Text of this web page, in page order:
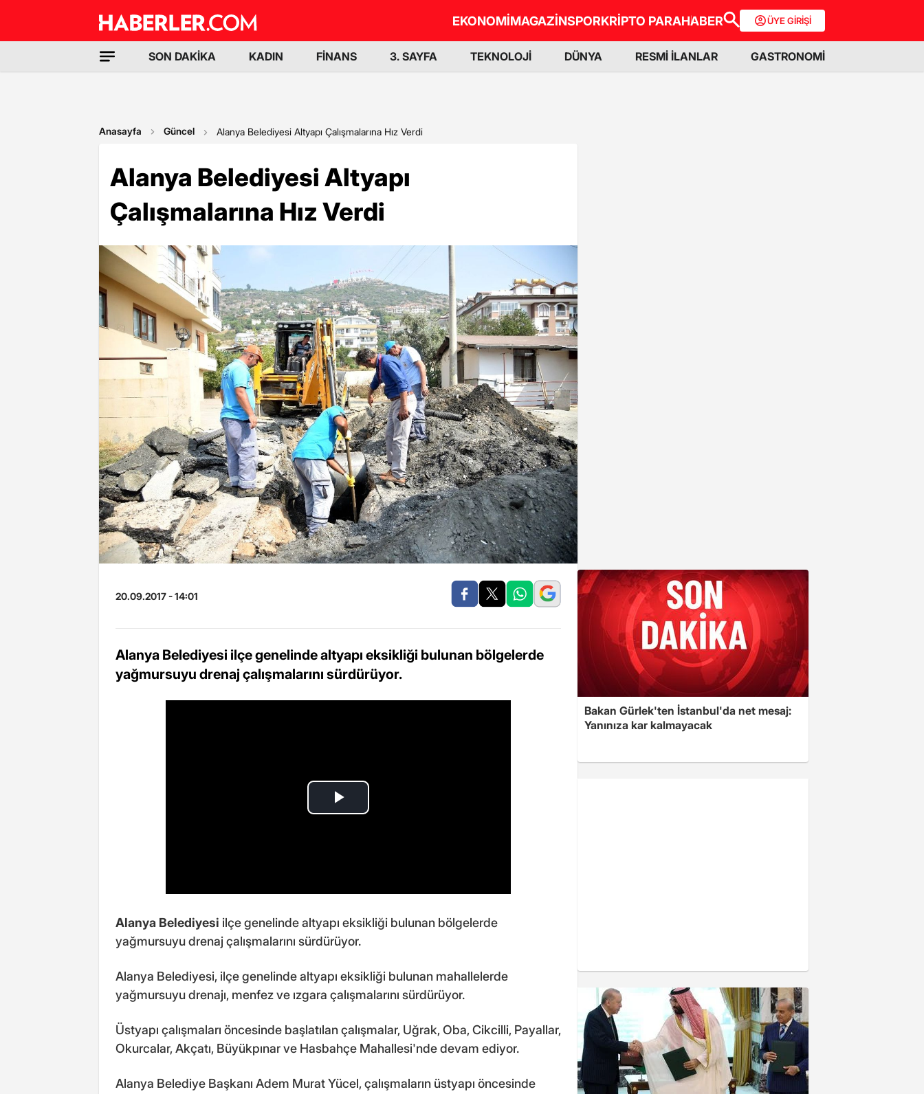
EKONOMİMAGAZİNSPORKRİPTO PARAHABER ÜYE GİRİŞİ
SON DAKİKA KADIN FİNANS 3. SAYFA TEKNOLOJİ DÜNYA RESMİ İLANLAR GASTRONOMİ
Anasayfa Güncel Alanya Belediyesi Altyapı Çalışmalarına Hız Verdi
Alanya Belediyesi Altyapı
Çalışmalarına Hız Verdi
20.09.2017 - 14:01
Alanya Belediyesi ilçe genelinde altyapı eksikliği bulunan bölgelerde
yağmursuyu drenaj çalışmalarını sürdürüyor.
Alanya Belediyesi ilçe genelinde altyapı eksikliği bulunan bölgelerde
yağmursuyu drenaj çalışmalarını sürdürüyor.
Alanya Belediyesi, ilçe genelinde altyapı eksikliği bulunan mahallelerde
yağmursuyu drenajı, menfez ve ızgara çalışmalarını sürdürüyor.
Üstyapı çalışmaları öncesinde başlatılan çalışmalar, Uğrak, Oba, Cikcilli, Payallar,
Okurcalar, Akçatı, Büyükpınar ve Hasbahçe Mahallesi'nde devam ediyor.
Alanya Belediye Başkanı Adem Murat Yücel, çalışmaların üstyapı öncesinde
Bakan Gürlek'ten İstanbul'da net mesaj:
Yanınıza kar kalmayacak